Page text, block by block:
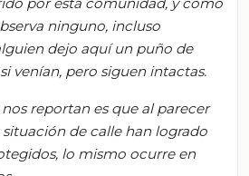
ninguno, incluso
dejo aquí un puño de
venían, pero siguen intactas.
reportan es que al parecer
de calle han logrado
lo mismo ocurre en